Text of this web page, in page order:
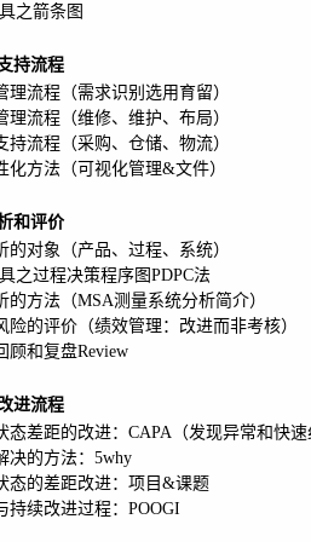
之箭条图
持流程
理流程（需求识别选用育留）
理流程（维修、维护、布局）
持流程（采购、仓储、物流）
化方法（可视化管理&文件）
和评价
的对象（产品、过程、系统）
之过程决策程序图PDPC法
的方法（MSA测量系统分析简介）
险的评价（绩效管理：改进而非考核）
顾和复盘Review
进流程
态差距的改进：CAPA（发现异常和快
决的方法：5why
态的差距改进：项目&课题
持续改进过程：POOGI